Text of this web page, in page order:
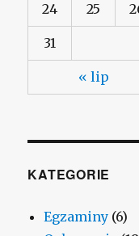
« lip
24 25
31
KATEGORIE
Egzaminy (6)